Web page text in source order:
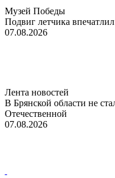
Музей Победы
Подвиг летчика впечатлил
07.08.2026
Лента новостей
В Брянской области не
Отечественной
07.08.2026